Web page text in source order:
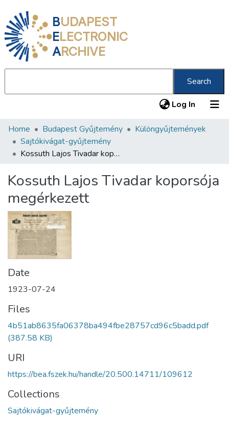
BUDAPEST
ELECTRONIC
ARCHIVE
Search
Log In (current)
Communities & Collections
All of DSpace
About us
Home Budapest Gyűjtemény
Különgyűjtemények
Sajtókivágat-gyűjtemény
Kossuth Lajos Tivadar koporsója megérkezett
Kossuth Lajos Tivadar koporsója
megérkezett
Date
1923-07-24
Files
4b51ab8635fa06378ba494fbe28757cd96c5badd.pdf
(387.58 KB)
URI
https://bea.fszek.hu/handle/20.500.14711/109612
Collections
Sajtókivágat-gyűjtemény